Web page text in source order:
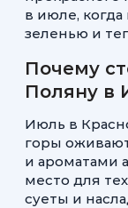
в июле,
зеленью и
Почему
Поляну в
Июль в
горы
и ароматами
место для
суеты и